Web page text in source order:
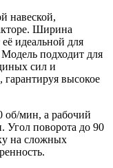
навеской,
Ширина
её идеальной для
подходит для
сил и
высокое
об/мин, а рабочий
Угол поворота до 90
на сложных